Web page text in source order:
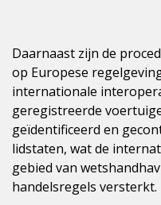
Daarnaast zijn de
op Europese
internationale
geregistreerde
geïdentificeerd en
lidstaten, wat de
gebied van
handelsregels versterkt.